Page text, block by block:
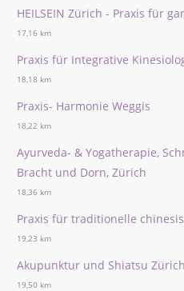
HEILSEIN Zürich - Praxis für
17,16 km
Praxis für Integrative
18,18 km
Praxis- Harmonie Weggis
18,22 km
Ayurveda- & Yogatherapie,
Bracht und Dorn, Zürich
18,36 km
Praxis für traditionelle
19,23 km
Akupunktur und Shiatsu Zürich
19,50 km